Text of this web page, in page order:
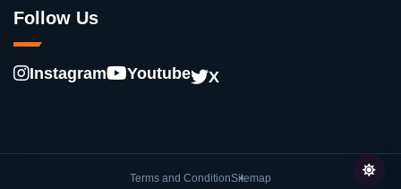
Follow Us
Instagram Youtube X
Terms and ConditionSitemap